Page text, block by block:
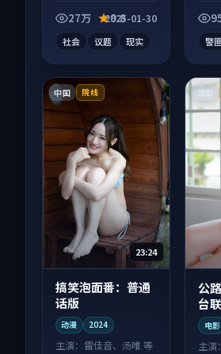
素齐全，观感爽快不
27万 9.8
2025-01-30
社会 议题 现实
度
警
中国 院线
23:24
搞笑泡面番：普通
话版
动漫 2024
主演： 雷佳音、汤唯 等
法国
公
台
电影
主演：